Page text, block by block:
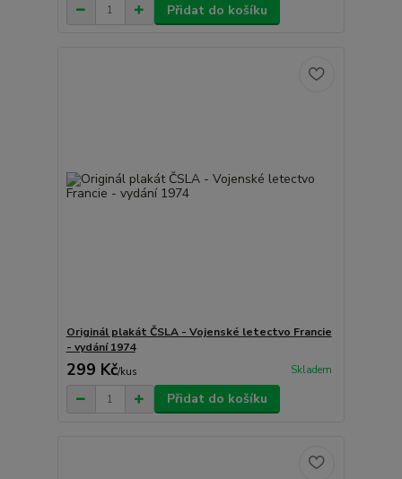
Přidat do košíku
Originál plakát ČSLA - Vojenské letectvo Francie
- vydání 1974
299 Kč/kus Skladem
Přidat do košíku